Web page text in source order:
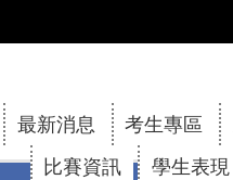
最新消息 考生專區
比賽資訊
學生表現